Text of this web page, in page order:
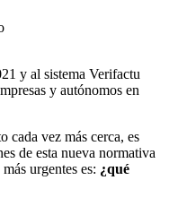
y al sistema Verifactu
y autónomos en
cada vez más cerca, es
de esta nueva normativa
urgentes es: ¿qué